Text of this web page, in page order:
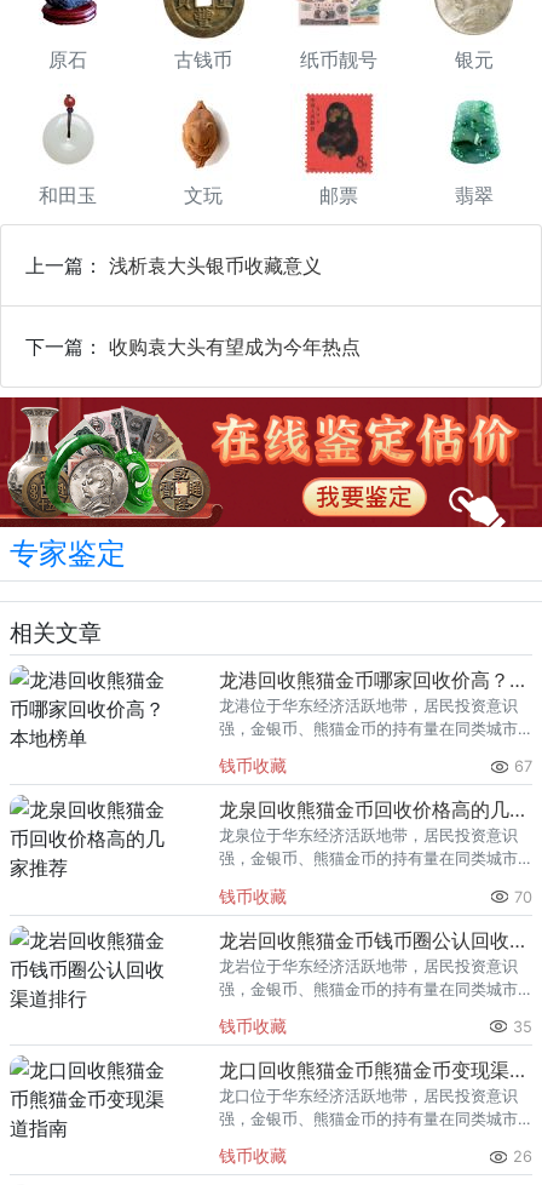
原石 古钱币 纸币靓号 银元
和田玉 文玩 邮票 翡翠
上一篇： 浅析袁大头银币收藏意义
下一篇： 收购袁大头有望成为今年热点
专家鉴定
相关文章
龙港回收熊猫金币哪家回收价高？本地榜单
龙港位于华东经济活跃地带，居民投资意识
强，金银币、熊猫金币的持有量在同类城市
熊猫金币的需求就明显升温，但鱼龙混杂的
回收渠道里，能精准识别版别溢
钱币收藏 67
龙泉回收熊猫金币回收价格高的几家推荐
龙泉位于华东经济活跃地带，居民投资意识
强，金银币、熊猫金币的持有量在同类城市
熊猫金币的需求就明显升温，但鱼龙混杂的
回收渠道里，能精准识别版别溢
钱币收藏 70
龙岩回收熊猫金币钱币圈公认回收渠道排行
龙岩位于华东经济活跃地带，居民投资意识
强，金银币、熊猫金币的持有量在同类城市
熊猫金币的需求就明显升温，但鱼龙混杂的
回收渠道里，能精准识别版别溢
钱币收藏 35
龙口回收熊猫金币熊猫金币变现渠道指南
龙口位于华东经济活跃地带，居民投资意识
强，金银币、熊猫金币的持有量在同类城市
熊猫金币的需求就明显升温，但鱼龙混杂的
钱币收藏 26